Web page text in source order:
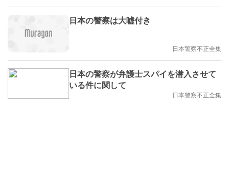
日本の警察は大嘘付き
日本警察不正全集
日本の警察が弁護士スパイを潜入させて
いる件に関して
日本警察不正全集